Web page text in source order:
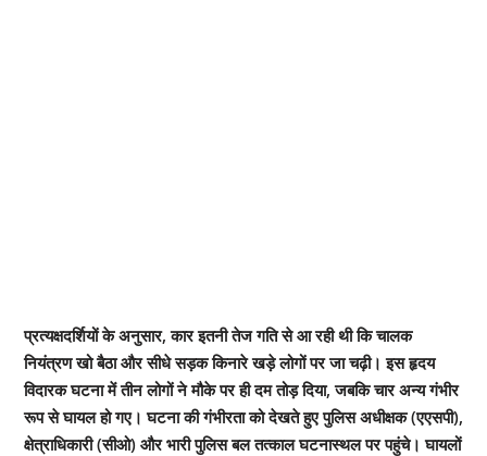
प्रत्यक्षदर्शियों के अनुसार, कार इतनी तेज गति से आ रही थी कि चालक
नियंत्रण खो बैठा और सीधे सड़क किनारे खड़े लोगों पर जा चढ़ी। इस हृदय
विदारक घटना में तीन लोगों ने मौके पर ही दम तोड़ दिया, जबकि चार अन्य गंभीर
रूप से घायल हो गए। घटना की गंभीरता को देखते हुए पुलिस अधीक्षक (एएसपी),
क्षेत्राधिकारी (सीओ) और भारी पुलिस बल तत्काल घटनास्थल पर पहुंचे। घायलों